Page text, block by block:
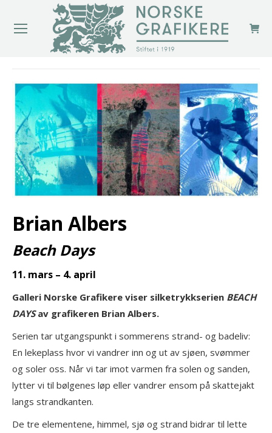
Brian Albers
Beach Days
11. mars – 4. april
Galleri Norske Grafikere viser silketrykkserien BEACH
DAYSav grafikeren Brian Albers.
Serien tar utgangspunkt i sommerens strand- og badeliv:
En lekeplass hvor vi vandrer inn og ut av sjøen, svømmer
og soler oss. Når vi tar imot varmen fra solen og sanden,
lytter vi til bølgenes løp eller vandrer ensom på skattejakt
langs strandkanten.
De tre elementene, himmel, sjø og strand bidrar til lette